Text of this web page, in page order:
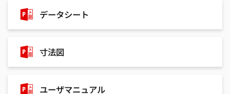
データシート
寸法図
ユーザマニュアル